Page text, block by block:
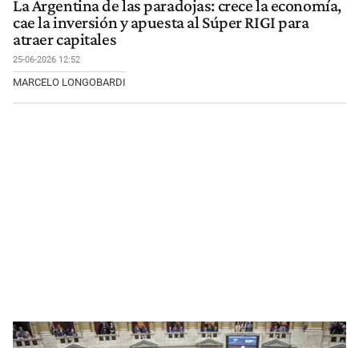
La Argentina de las paradojas: crece la economía,
cae la inversión y apuesta al Súper RIGI para
atraer capitales
25-06-2026 12:52
MARCELO LONGOBARDI